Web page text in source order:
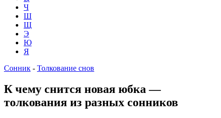
Ч
Ш
Щ
Э
Ю
Я
Сонник - Толкование снов
К чему снится новая юбка —
толкования из разных сонников